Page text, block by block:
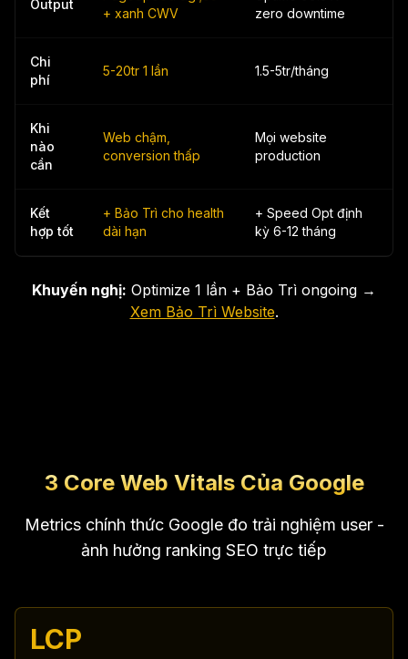
Output
+ xanh CWV
zero downtime
Chi
phí
5-20tr 1 lần 1.5-5tr/tháng
Khi
nào
cần
Web chậm,
conversion thấp
Mọi website
production
Kết
hợp tốt
+ Bảo Trì cho health
dài hạn
+ Speed Opt định
kỳ 6-12 tháng
Khuyến nghị: Optimize 1 lần + Bảo Trì ongoing →
Xem Bảo Trì Website.
3 Core Web Vitals Của Google
Metrics chính thức Google đo trải nghiệm user -
ảnh hưởng ranking SEO trực tiếp
LCP